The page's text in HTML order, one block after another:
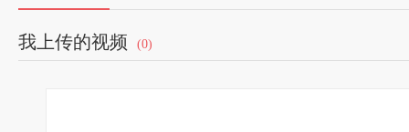
我上传的视频 (0)